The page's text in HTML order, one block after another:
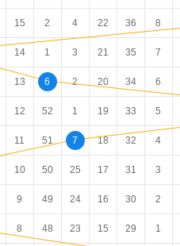
15 2 4 22 36 8
14 1 3 21 35 7
13 6 2 20 34 6
12 52 1 19 33 5
11 51 7 18 32 4
10 50 25 17 31 3
9 49 24 16 30 2
8 48 23 15 29 1